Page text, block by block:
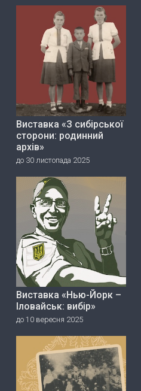
Виставка «З сибірської
сторони: родинний
архів»
до 30 листопада 2025
Виставка «Нью-Йорк –
Іловайськ: вибір»
до 10 вересня 2025